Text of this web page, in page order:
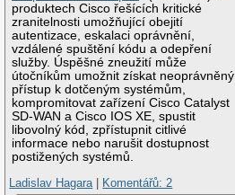
produktech Cisco řešících kritické
zranitelnosti umožňující obejití
autentizace, eskalaci oprávnění,
vzdálené spuštění kódu a odepření
služby. Úspěšné zneužití může
útočníkům umožnit získat neoprávněný
přístup k dotčeným systémům,
kompromitovat zařízení Cisco Catalyst
SD-WAN a Cisco IOS XE, spustit
libovolný kód, zpřístupnit citlivé
informace nebo narušit dostupnost
postižených systémů.
Ladislav Hagara| Komentářů: 2